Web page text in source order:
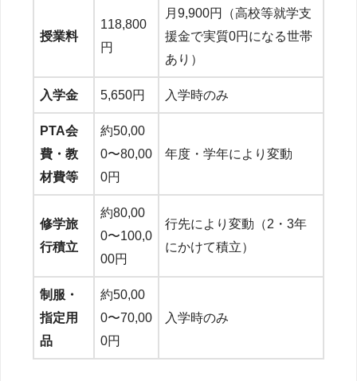
授業料
118,800
円
月9,900円（高校等就学支
援金で実質0円になる世帯
あり）
入学金 5,650円 入学時のみ
PTA会
費・教
材費等
約50,00
0〜80,00
0円
年度・学年により変動
修学旅
行積立
約80,00
0〜100,0
00円
行先により変動（2・3年
にかけて積立）
制服・
指定用
品
約50,00
0〜70,00
0円
入学時のみ